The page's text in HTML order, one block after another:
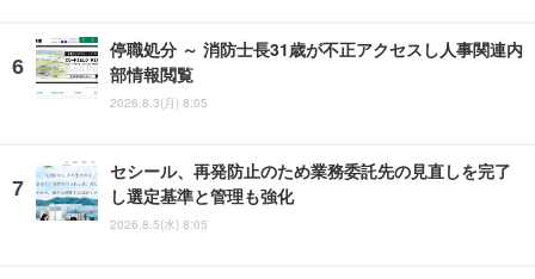
停職処分 ～ 消防士長31歳が不正アクセスし人事関連内
部情報閲覧
2026.8.3(月) 8:05
セシール、再発防止のため業務委託先の見直しを完了
し選定基準と管理も強化
2026.8.5(水) 8:05